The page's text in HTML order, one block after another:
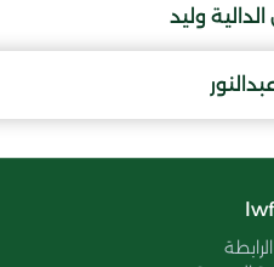
وليد